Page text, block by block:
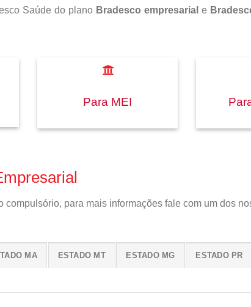
Saúde do plano Bradesco empresarial e
Para MEI
para mais informações fale com um dos
MA ESTADO MT ESTADO MG ESTADO PR